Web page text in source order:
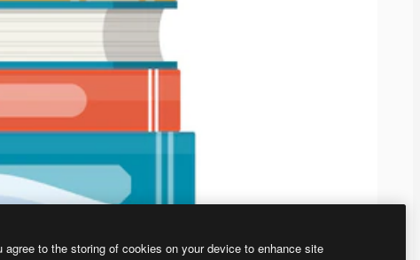
agree to the storing of cookies on your device to enhance site